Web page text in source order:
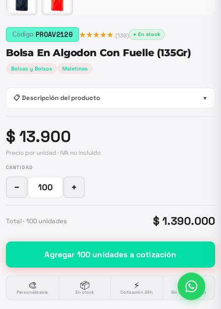
Código: PROAV2120 ★★★★★ (136) ● En stock
Bolsa En Algodon Con Fuelle (135Gr)
Bolsas y Bolsos Maletines
📋 Descripción del producto ▼
$ 13.900
Precio por unidad · IVA no incluido
CANTIDAD
− +
Total · 100 unidades $ 1.390.000
Agregar 100 unidades a cotización
🎨
Personalizable
📦
En stock
⚡
Cotización 24h
🔒
Sin compromiso